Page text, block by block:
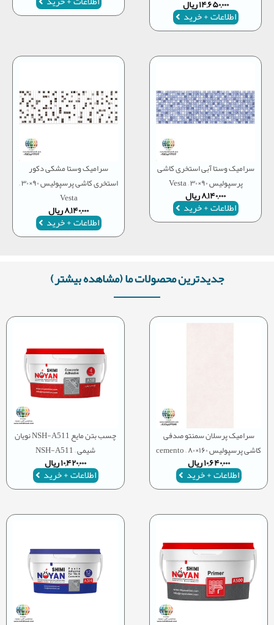
۱۴,۶۵۰,۰۰۰ریال
اطلاعات + خرید
سرامیک وستا آبی استخری کاشی
پرسپولیس ۹۰×۳۰ – Vesta
۸,۱۴۰,۰۰۰ریال
اطلاعات + خرید
سرامیک وستا مشکی دکور
استخری کاشی پرسپولیس ۹۰×۳۰ –
Vesta
۸,۱۴۰,۰۰۰ریال
اطلاعات + خرید
جدیدترین محصولات ما (مشاهده بیشتر)
سرامیک پرسلان سمنتو صدفی
کاشی پرسپولیس ۱۶۰×۸۰ – cemento
۱۰,۶۴۰,۰۰۰ریال
اطلاعات + خرید
چسب بتن مایع NSH-A511 نویان
شیمی – NSH-A511
۱۰,۴۲۰,۰۰۰ریال
اطلاعات + خرید